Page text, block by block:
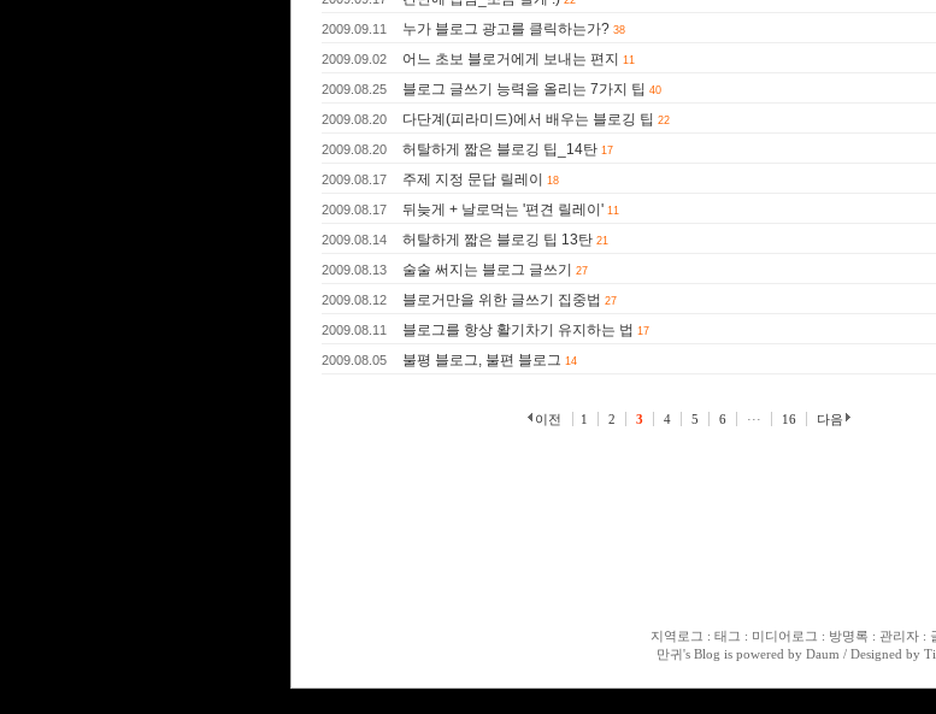
2009.09.11 누가 블로그 광고를 클릭하는가? 38
2009.09.02 어느 초보 블로거에게 보내는 편지 11
2009.08.25 블로그 글쓰기 능력을 올리는 7가지 팁 40
2009.08.20 다단계(피라미드)에서 배우는 블로깅 팁 22
2009.08.20 허탈하게 짧은 블로깅 팁_14탄 17
2009.08.17 주제 지정 문답 릴레이 18
2009.08.17 뒤늦게 + 날로먹는 '편견 릴레이' 11
2009.08.14 허탈하게 짧은 블로깅 팁 13탄 21
2009.08.13 술술 써지는 블로그 글쓰기 27
2009.08.12 블로거만을 위한 글쓰기 집중법 27
2009.08.11 블로그를 항상 활기차기 유지하는 법 17
2009.08.05 불평 블로그, 불편 블로그 14
이전 1 2 3 4 5 6 ··· 16 다음
지역로그 : 태그 : 미디어로그 : 방명록 : 관리자:
만귀's Blog is powered by Daum / Designed by